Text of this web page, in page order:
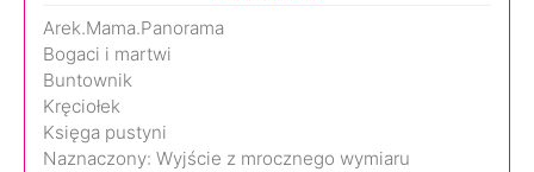
Arek.Mama.Panorama
Bogaci i martwi
Buntownik
Kręciołek
Księga pustyni
Naznaczony: Wyjście z mrocznego wymiaru